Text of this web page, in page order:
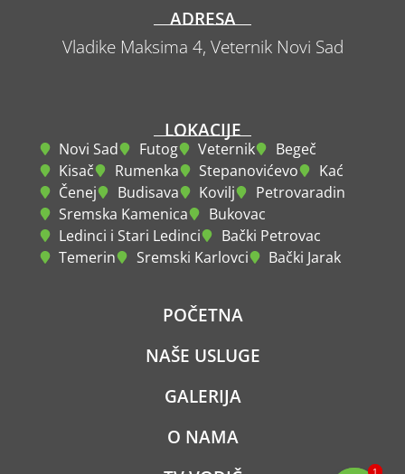
ADRESA
Vladike Maksima 4, Veternik Novi Sad
LOKACIJE
Novi Sad Futog Veternik
Begeč
Kisač
Rumenka Stepanovićevo
Kać
Čenej
Budisava Kovilj
Petrovaradin
Sremska Kamenica
Bukovac
Ledinci i Stari Ledinci
Bački Petrovac
Temerin
Sremski Karlovci Bački Jarak
POČETNA
NAŠE USLUGE
GALERIJA
O NAMA
11